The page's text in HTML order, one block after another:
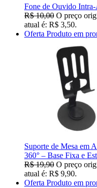
Fone de Ouvido
R$10,00 O preço
atual é: R$ 3,50.
Oferta Produto em
Suporte de Mesa em
360° – Base Fixa e
R$19,90 O preço
atual é: R$ 9,90.
Oferta Produto em